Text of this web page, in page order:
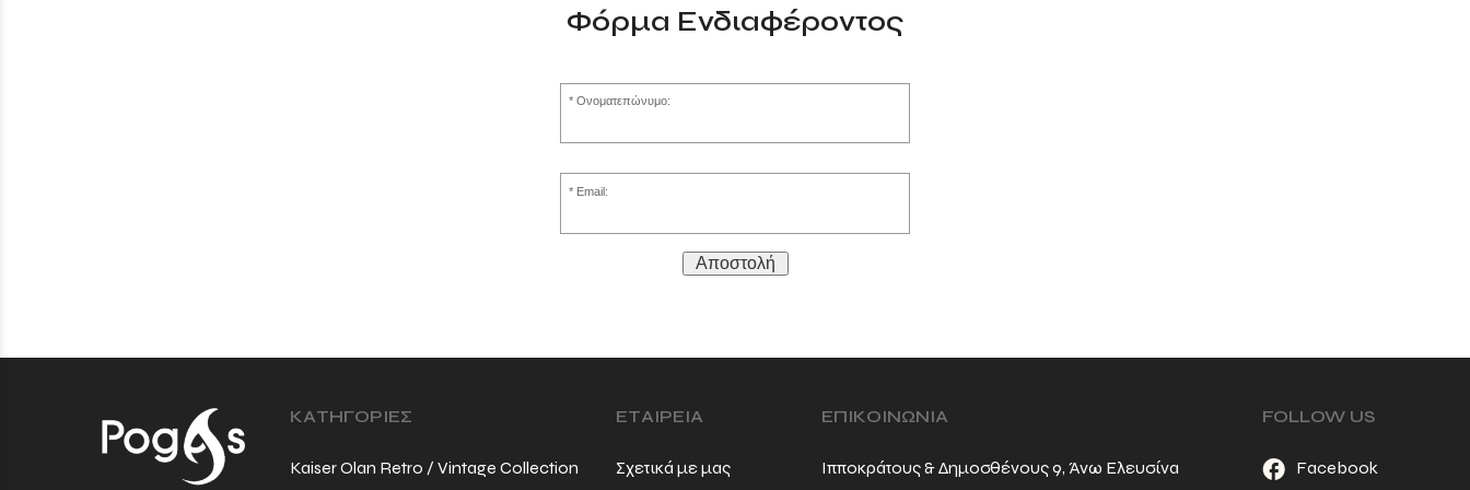
Φόρμα Ενδιαφέροντος
Ονοματεπώνυμο:
Email:
Αποστολή
ΚΑΤΗΓΟΡΙΕΣ
Kaiser Olan Retro / Vintage Collection
ΕΤΑΙΡΕΙΑ
Σχετικά με μας
ΕΠΙΚΟΙΝΩΝΙΑ
Ιπποκράτους & Δημοσθένους 9, Άνω Ελευσίνα
FOLLOW US
Facebook